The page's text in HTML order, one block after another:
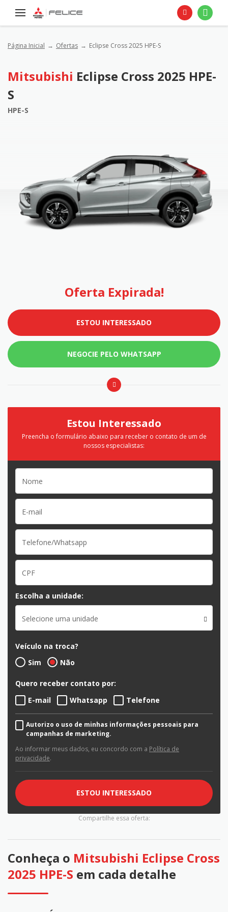
Página Inicial Ofertas Eclipse Cross 2025 HPE-S
Mitsubishi Eclipse Cross 2025 HPE-
S
HPE-S
Oferta Expirada!
ESTOU INTERESSADO
NEGOCIE PELO WHATSAPP
Estou Interessado
Preencha o formulário abaixo para receber o contato de um de
nossos especialistas:
Escolha a unidade:
Selecione uma unidade
Veículo na troca?
Sim
Não
Quero receber contato por:
E-mail
Whatsapp Telefone
Autorizo o uso de minhas informações pessoais para
campanhas de marketing.
Ao informar meus dados, eu concordo com a Política de
privacidade.
ESTOU INTERESSADO
Compartilhe essa oferta:
Conheça o Mitsubishi Eclipse Cross
2025 HPE-S em cada detalhe